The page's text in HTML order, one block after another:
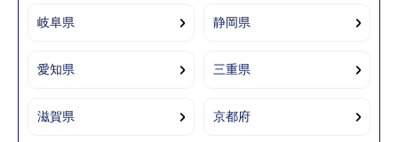
岐阜県 静岡県
愛知県 三重県
滋賀県 京都府